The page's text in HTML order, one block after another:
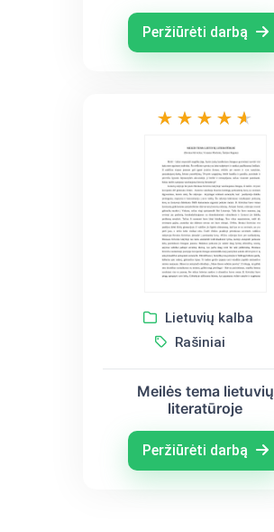
Škėma)
Peržiūrėti darbą
Lietuvių kalba
Rašiniai
Meilės tema lietuvių
literatūroje
Peržiūrėti darbą